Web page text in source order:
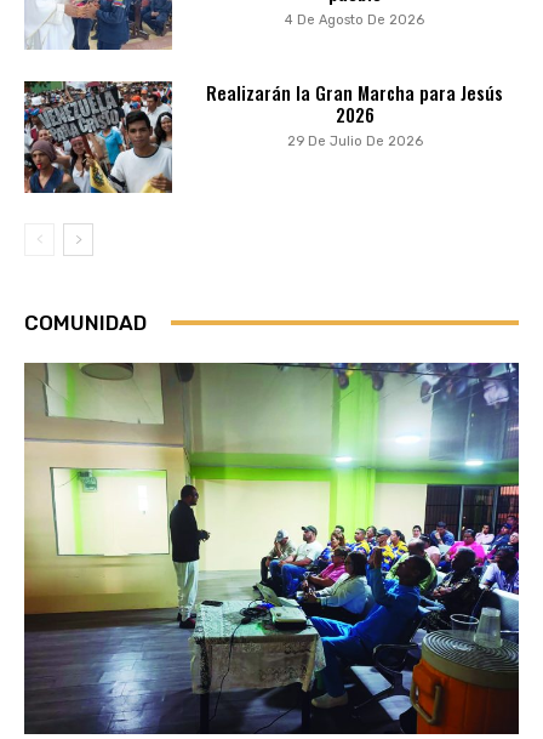
4 De Agosto De 2026
Realizarán la Gran Marcha para Jesús
2026
29 De Julio De 2026
COMUNIDAD